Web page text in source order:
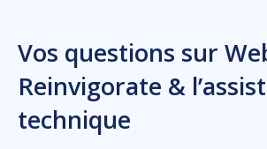
Vos questions sur
Reinvigorate &
technique